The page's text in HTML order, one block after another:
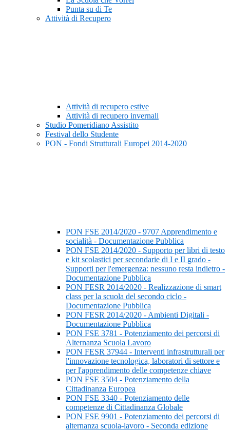
Punta su di Te
Attività di Recupero
Attività di recupero estive
Attività di recupero invernali
Studio Pomeridiano Assistito
Festival dello Studente
PON - Fondi Strutturali Europei 2014-2020
PON FSE 2014/2020 - 9707 Apprendimento e
socialità - Documentazione Pubblica
PON FSE 2014/2020 - Supporto per libri di testo
e kit scolastici per secondarie di I e II grado -
Supporti per l'emergenza: nessuno resta indietro -
Documentazione Pubblica
PON FESR 2014/2020 - Realizzazione di smart
class per la scuola del secondo ciclo -
Documentazione Pubblica
PON FESR 2014/2020 - Ambienti Digitali -
Documentazione Pubblica
PON FSE 3781 - Potenziamento dei percorsi di
Alternanza Scuola Lavoro
PON FESR 37944 - Interventi infrastrutturali per
l'innovazione tecnologica, laboratori di settore e
per l'apprendimento delle competenze chiave
PON FSE 3504 - Potenziamento della
Cittadinanza Europea
PON FSE 3340 - Potenziamento delle
competenze di Cittadinanza Globale
PON FSE 9901 - Potenziamento dei percorsi di
alternanza scuola-lavoro - Seconda edizione